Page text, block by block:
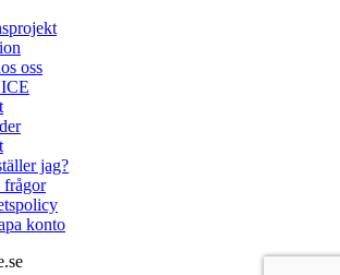
oss
jag?
frågor
konto